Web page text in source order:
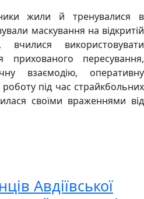
жили й тренувалися в
маскування на відкритій
використовувати
пересування,
взаємодію, оперативну
під час страйкбольних
своїми враженнями від
Авдіївської